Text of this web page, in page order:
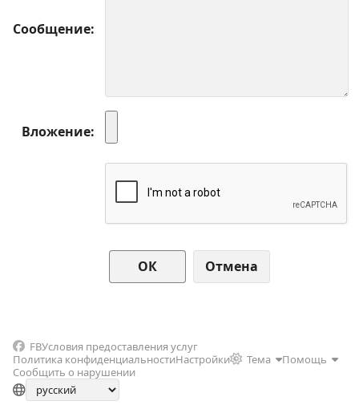
Сообщение
Вложение
Отмена
FBУсловия предоставления услуг
Политика конфиденциальностиНастройки Тема
Помощь
Сообщить о нарушении